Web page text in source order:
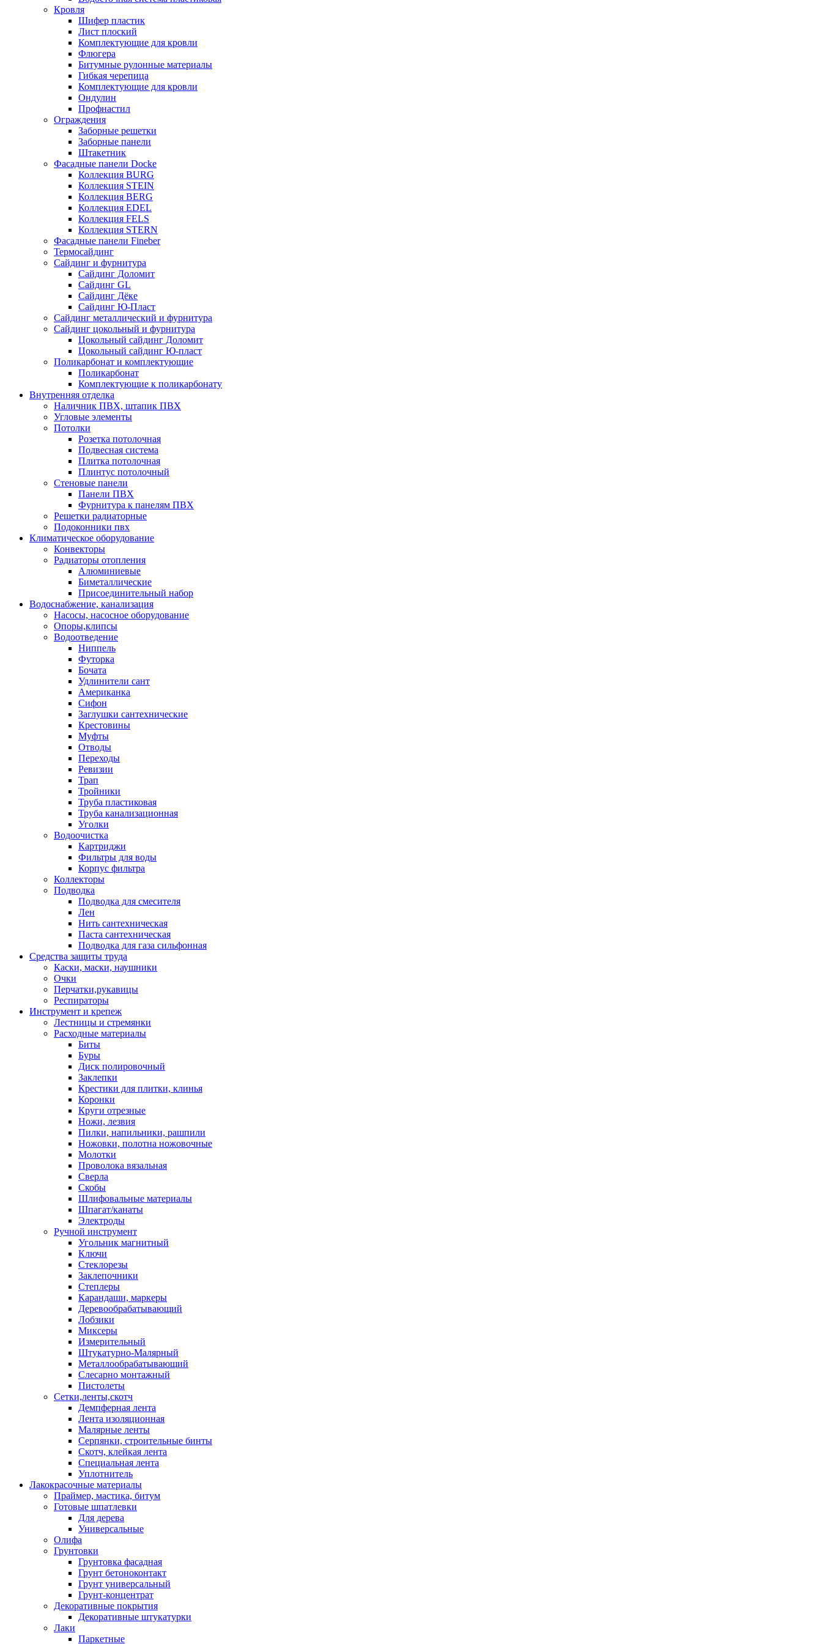
Кровля
Шифер пластик
Лист плоский
Комплектующие для кровли
Флюгера
Битумные рулонные материалы
Гибкая черепица
Комплектующие для кровли
Ондулин
Профнастил
Ограждения
Заборные решетки
Заборные панели
Штакетник
Фасадные панели Docke
Коллекция BURG
Коллекция STEIN
Коллекция BERG
Коллекция EDEL
Коллекция FELS
Коллекция STERN
Фасадные панели Fineber
Термосайдинг
Сайдинг и фурнитура
Сайдинг Доломит
Сайдинг GL
Сайдинг Дёке
Сайдинг Ю-Пласт
Сайдинг металлический и фурнитура
Сайдинг цокольный и фурнитура
Цокольный сайдинг Доломит
Цокольный сайдинг Ю-пласт
Поликарбонат и комплектующие
Поликарбонат
Комплектующие к поликарбонату
Внутренняя отделка
Наличник ПВХ, штапик ПВХ
Угловые элементы
Потолки
Розетка потолочная
Подвесная система
Плитка потолочная
Плинтус потолочный
Стеновые панели
Панели ПВХ
Фурнитура к панелям ПВХ
Решетки радиаторные
Подоконники пвх
Климатическое оборудование
Конвекторы
Радиаторы отопления
Алюминиевые
Биметаллические
Присоединительный набор
Водоснабжение, канализация
Насосы, насосное оборудование
Опоры,клипсы
Водоотведение
Ниппель
Футорка
Бочата
Удлинители сант
Американка
Сифон
Заглушки сантехнические
Крестовины
Муфты
Отводы
Переходы
Ревизии
Трап
Тройники
Труба пластиковая
Труба канализационная
Уголки
Водоочистка
Картриджи
Фильтры для воды
Корпус фильтра
Коллекторы
Подводка
Подводка для смесителя
Лен
Нить сантехническая
Паста сантехническая
Подводка для газа сильфонная
Средства защиты труда
Каски, маски, наушники
Очки
Перчатки,рукавицы
Респираторы
Инструмент и крепеж
Лестницы и стремянки
Расходные материалы
Биты
Буры
Диск полировочный
Заклепки
Крестики для плитки, клинья
Коронки
Круги отрезные
Ножи, лезвия
Пилки, напильники, рашпили
Ножовки, полотна ножовочные
Молотки
Проволока вязальная
Сверла
Скобы
Шлифовальные материалы
Шпагат/канаты
Электроды
Ручной инструмент
Угольник магнитный
Ключи
Стеклорезы
Заклепочники
Степлеры
Карандаши, маркеры
Деревообрабатывающий
Лобзики
Миксеры
Измерительный
Штукатурно-Малярный
Металлообрабатывающий
Слесарно монтажный
Пистолеты
Сетки,ленты,скотч
Демпферная лента
Лента изоляционная
Малярные ленты
Серпянки, строительные бинты
Скотч, клейкая лента
Специальная лента
Уплотнитель
Лакокрасочные материалы
Праймер, мастика, битум
Готовые шпатлевки
Для дерева
Универсальные
Олифа
Грунтовки
Грунтовка фасадная
Грунт бетоноконтакт
Грунт универсальный
Грунт-концентрат
Декоративные покрытия
Декоративные штукатурки
Лаки
Паркетные